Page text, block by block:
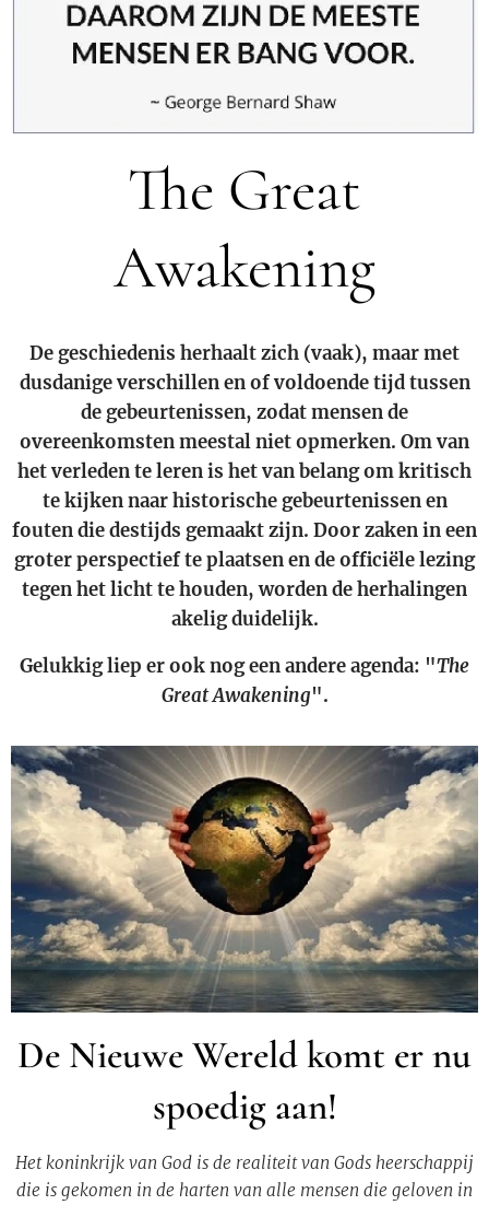
The Great
Awakening
De geschiedenis herhaalt zich (vaak), maar met
dusdanige verschillen en of voldoende tijd tussen
de gebeurtenissen, zodat mensen de
overeenkomsten meestal niet opmerken. Om van
het verleden te leren is het van belang om kritisch
te kijken naar historische gebeurtenissen en
fouten die destijds gemaakt zijn. Door zaken in een
groter perspectief te plaatsen en de officiële lezing
tegen het licht te houden, worden de herhalingen
akelig duidelijk.
Gelukkig liep er ook nog een andere agenda: "The
Great Awakening".
De Nieuwe Wereld komt er nu
spoedig aan!
Het koninkrijk van God is de realiteit van Gods heerschappij
die is gekomen in de harten van alle mensen die geloven in